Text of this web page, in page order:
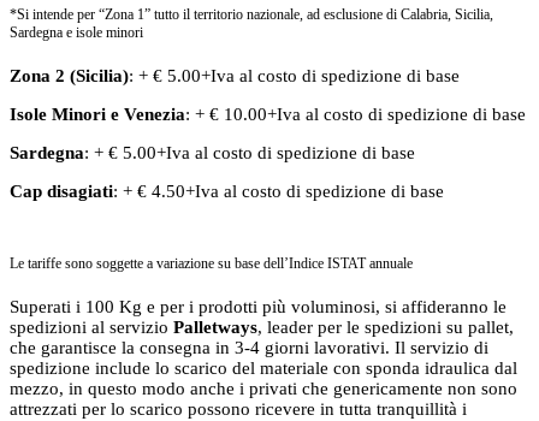
*Si intende per “Zona 1” tutto il territorio nazionale, ad esclusione di Calabria, Sicilia,
Sardegna e isole minori
Zona 2 (Sicilia): + € 5.00+Iva al costo di spedizione di base
Isole Minori e Venezia: + € 10.00+Iva al costo di spedizione di base
Sardegna: + € 5.00+Iva al costo di spedizione di base
Cap disagiati: + € 4.50+Iva al costo di spedizione di base
Le tariffe sono soggette a variazione su base dell’Indice ISTAT annuale
Superati i 100 Kg e per i prodotti più voluminosi, si affideranno le
spedizioni al servizio Palletways, leader per le spedizioni su pallet,
che garantisce la consegna in 3-4 giorni lavorativi. Il servizio di
spedizione include lo scarico del materiale con sponda idraulica dal
mezzo, in questo modo anche i privati che genericamente non sono
attrezzati per lo scarico possono ricevere in tutta tranquillità i